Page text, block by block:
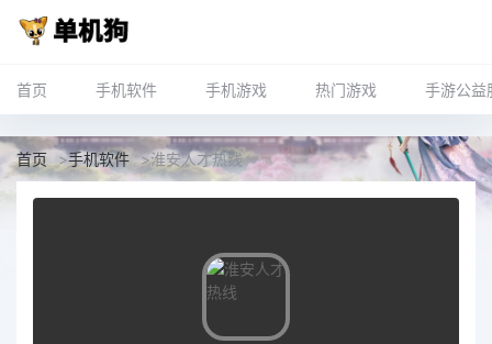
首页 手机软件 手机游戏 热门游戏 手游公益
首页 >手机软件 >淮安人才热线